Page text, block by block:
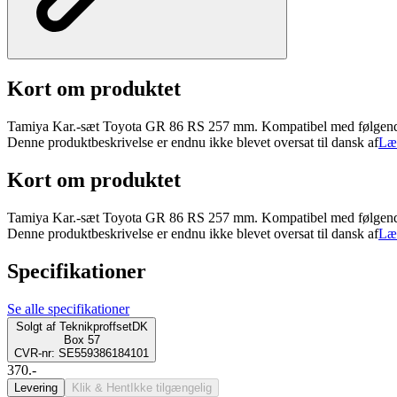
Kort om produktet
Tamiya Kar.-sæt Toyota GR 86 RS 257 mm. Kompatibel med
Denne produktbeskrivelse er endnu ikke blevet oversat til dansk af
Kort om produktet
Tamiya Kar.-sæt Toyota GR 86 RS 257 mm. Kompatibel med
Denne produktbeskrivelse er endnu ikke blevet oversat til dansk af
Specifikationer
Se alle specifikationer
Solgt af TeknikproffsetDK
Box 57
CVR-nr: SE559386184101
370.-
Levering Klik & Hent Ikke tilgængelig